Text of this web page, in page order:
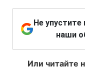
Не
наши
Или читайте